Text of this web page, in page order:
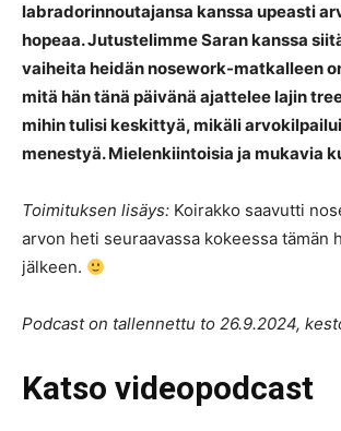
labradorinnoutajansa kanssa upeasti
hopeaa. Jutustelimme Saran kanssa
vaiheita heidän nosework-matkalleen
mitä hän tänä päivänä ajattelee lajin
mihin tulisi keskittyä, mikäli
menestyä. Mielenkiintoisia ja mukavia
Toimituksen lisäys: Koirakko saavutti
arvon heti seuraavassa kokeessa tämän
jälkeen.
Podcast on tallennettu to 26.9.2024,
Katso videopodcast